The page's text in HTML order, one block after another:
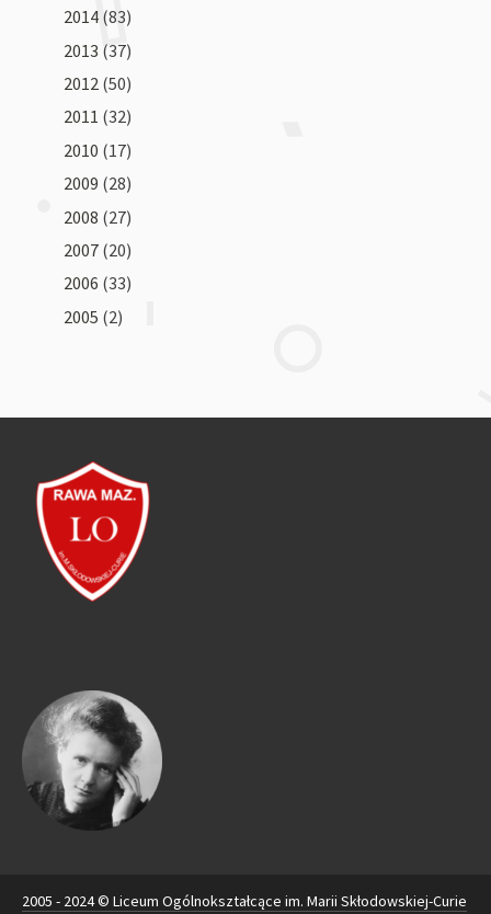
2014 (83)
2013 (37)
2012 (50)
2011 (32)
2010 (17)
2009 (28)
2008 (27)
2007 (20)
2006 (33)
2005 (2)
2005 - 2024 © Liceum Ogólnokształcące im. Marii Skłodowskiej-Curie